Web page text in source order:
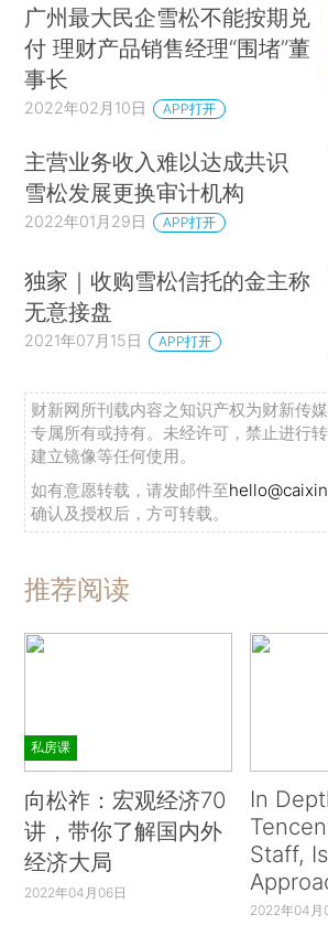
广州最大民企雪松不能按期兑
付 理财产品销售经理“围堵”董
事长
2022年02月10日 APP打开
主营业务收入难以达成共识
雪松发展更换审计机构
2022年01月29日 APP打开
独家｜收购雪松信托的金主称
无意接盘
2021年07月15日 APP打开
财新网所刊载内容之知识产权为财新传
专属所有或持有。未经许可，禁止进行
建立镜像等任何使用。
如有意愿转载，请发邮件至
确认及授权后，方可转载。
推荐阅读
私房课
向松祚：宏观经济70
讲，带你了解国内外
经济大局
2022年04月06日
In
Staff,
2022年04月